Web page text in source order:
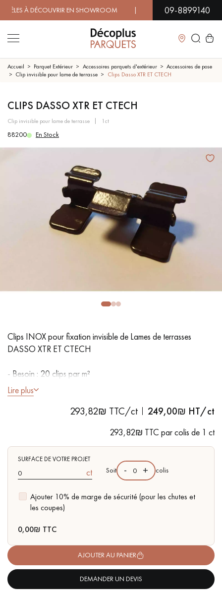
DÉCOUVRIR EN SHOWROOM | DISPONIBILITÉ09-8899140
Fermer
PARQUET MASSIF
PARQUET EN BOIS EXOTIQUE PARQUET VERNIS
PARQUET HUILÉ PARQUET EN BOIS BRUT
PARQUET VIEILLI PARQUET EN CHÊNE FUMÉ
PARQUET EN CHÊNE
Nos conseillers sont disponibles au
09-8899140
VOUS AVEZ UN PROJET ?
Nos experts sont à votre disposition pour vous guider pas à
pas dans le choix et la pose de votre parquet.
Demandez un rendez-vous personnalisé
Accueil Parquet Extérieur Accessoires parquets d'extérieur
Accessoires de pose
Clip invisible pour lame de terrasse
Clips Dasso XTR ET CTECH
CLIPS DASSO XTR ET CTECH
clip invisible pour lame de terrasse 1ct
88200 En Stock
Clips INOX pour fixation invisible de Lames de terrasses
DASSO XTR ET CTECH
- Besoin : 20 clips par m²
- Vendus en sachet de 80 pièces (visserie non incluse) pour
pose de 4 m²
Lire plus
293,82₪ TTC/ct 249,00₪ HT/ct
293,82₪ TTC par colis de 1 ct
SURFACE DE VOTRE PROJET
ct
Ajouter 10% de marge de sécurité (pour les chutes et
les coupes)
Soit - + colis
0,00₪ TTC
AJOUTER AU PANIER
DEMANDER UN DEVIS